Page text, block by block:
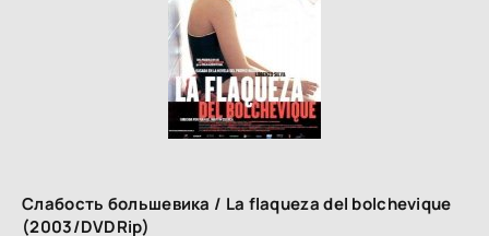
Слабость большевика / La flaqueza del bolchevique
(2003/DVDRip)